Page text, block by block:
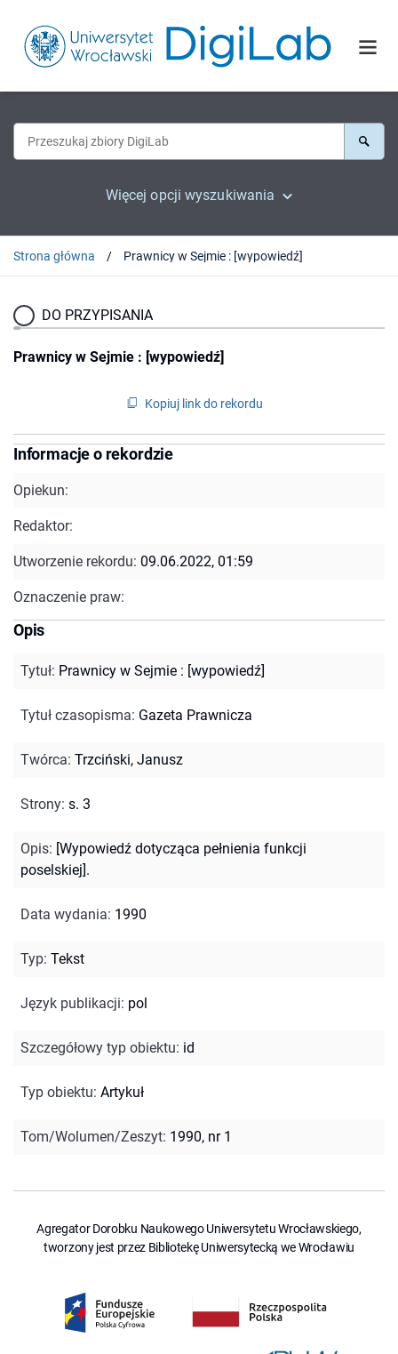
Więcej opcji wyszukiwania
Strona główna Prawnicy w Sejmie : [wypowiedź]
DO PRZYPISANIA
Prawnicy w Sejmie : [wypowiedź]
Kopiuj link do rekordu
Informacje o rekordzie
Opiekun:
Redaktor:
Utworzenie rekordu: 09.06.2022, 01:59
Oznaczenie praw:
Opis
Tytuł: Prawnicy w Sejmie : [wypowiedź]
Tytuł czasopisma: Gazeta Prawnicza
Twórca: Trzciński, Janusz
Strony: s. 3
Opis: [Wypowiedź dotycząca pełnienia funkcji
poselskiej].
Data wydania: 1990
Typ: Tekst
Język publikacji: pol
Szczegółowy typ obiektu: id
Typ obiektu: Artykuł
Tom/Wolumen/Zeszyt: 1990, nr 1
Agregator Dorobku Naukowego Uniwersytetu Wrocławskiego,
tworzony jest przez Bibliotekę Uniwersytecką we Wrocławiu